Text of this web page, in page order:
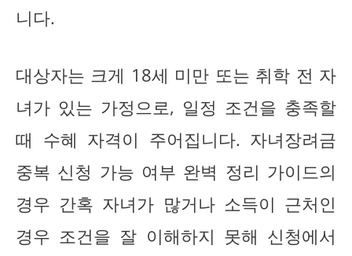
니다.
대상자는 크게 18세 미만 또는 취학 전 자
녀가 있는 가정으로, 일정 조건을 충족할
때 수혜 자격이 주어집니다. 자녀장려금
중복 신청 가능 여부 완벽 정리 가이드의
경우 간혹 자녀가 많거나 소득이 근처인
경우 조건을 잘 이해하지 못해 신청에서